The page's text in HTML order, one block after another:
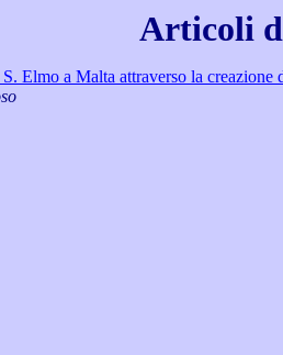
Articoli
Elmo a Malta attraverso la